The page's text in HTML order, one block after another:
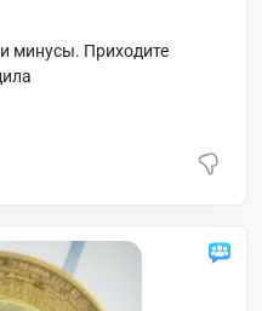
минусы. Приходите